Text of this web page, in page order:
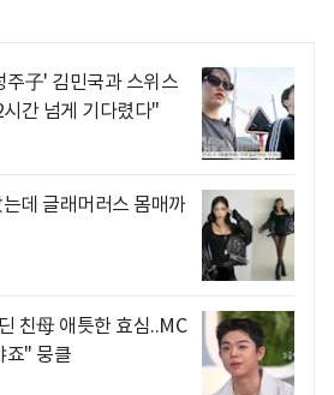
주子' 김민국과 스위스
간 넘게 기다렸다"
데 글래머러스 몸매까
친母 애틋한 효심..MC
죠" 뭉클